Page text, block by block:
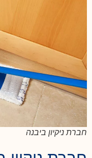
חברת ניקיון ביבנה